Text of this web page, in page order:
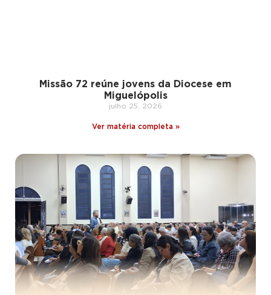
Missão 72 reúne jovens da Diocese em
Miguelópolis
julho 25, 2026
Ver matéria completa »